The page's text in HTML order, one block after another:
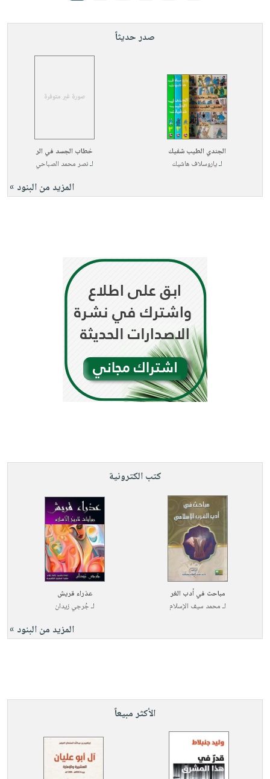
صدر حديثاً
الجندي الطيب شفيك
لـياروسلاف هاشيك
خطاب الجسد في الر
لـنصر محمد الصباحي
المزيد من البنود »
كتب الكترونية
مباحث في أدب الغر
لـمحمد سيف الإسلام
عذراء قريش
لـجُرجي زيدان
المزيد من البنود »
الأكثر مبيعاً